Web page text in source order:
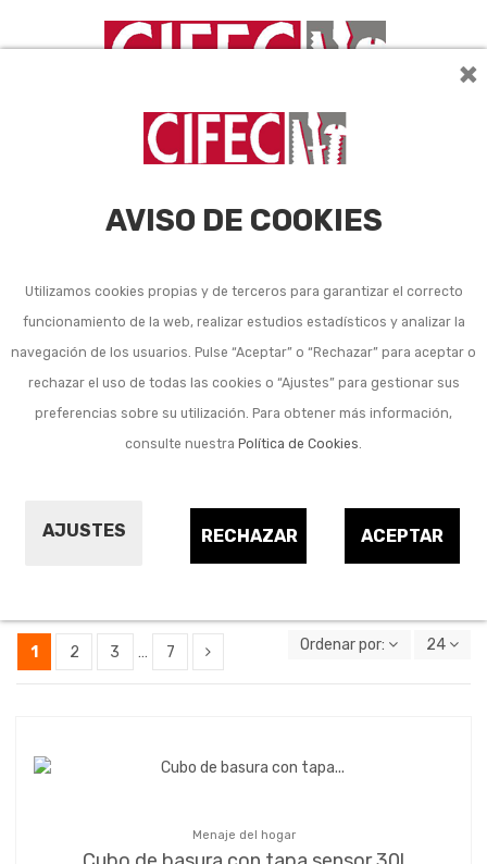
×
AVISO DE COOKIES
Utilizamos cookies propias y de terceros para garantizar el correcto
funcionamiento de la web, realizar estudios estadísticos y analizar la
navegación de los usuarios. Pulse “Aceptar” o “Rechazar” para aceptar o
rechazar el uso de todas las cookies o “Ajustes” para gestionar sus
preferencias sobre su utilización. Para obtener más información,
consulte nuestra Política de Cookies.
AJUSTES ACEPTAR
RECHAZAR
Contenedores de basura y reciclaje industriales
Contenedores de reciclaje domésticos
Reciclaje
1 2 3 … 7 Ordenar por: 24
Menaje del hogar